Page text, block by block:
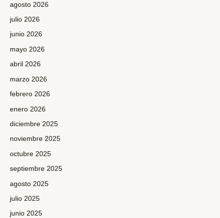
agosto 2026
julio 2026
junio 2026
mayo 2026
abril 2026
marzo 2026
febrero 2026
enero 2026
diciembre 2025
noviembre 2025
octubre 2025
septiembre 2025
agosto 2025
julio 2025
junio 2025